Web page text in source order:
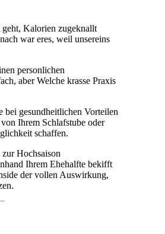
geht, Kalorien zugeknallt
war eres, weil unsereins
personlichen
aber Welche krasse Praxis
bei gesundheitlichen Vorteilen
Ihrem Schlafstube oder
schaffen.
Hochsaison
Ihrem Ehehalfte bekifft
der vollen Auswirkung,